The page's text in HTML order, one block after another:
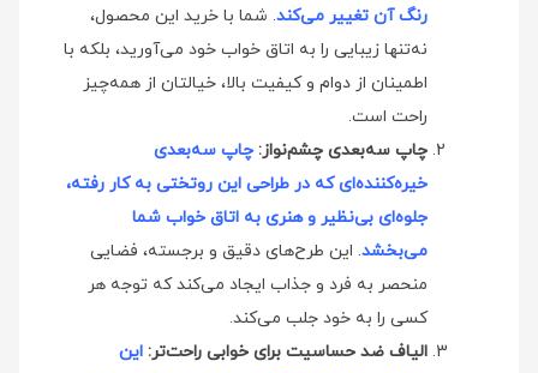
رنگ آن تغییر می‌کند. شما با خرید این محصول،
نه‌تنها زیبایی را به اتاق خواب خود می‌آورید، بلکه با
اطمینان از دوام و کیفیت بالا، خیالتان از همه‌چیز
راحت است.
چاپ سه‌بعدی چشم‌نواز: چاپ سه‌بعدی
خیره‌کننده‌ای که در طراحی این روتختی به کار رفته،
جلوه‌ای بی‌نظیر و هنری به اتاق خواب شما
می‌بخشد. این طرح‌های دقیق و برجسته، فضایی
منحصر به فرد و جذاب ایجاد می‌کند که توجه هر
کسی را به خود جلب می‌کند.
الیاف ضد حساسیت برای خوابی راحت‌تر: این